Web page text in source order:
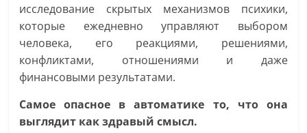
исследование скрытых механизмов психики,
которые ежедневно управляют выбором
человека, его реакциями, решениями,
конфликтами, отношениями и даже
финансовыми результатами.
Самое опасное в автоматике то, что она
выглядит как здравый смысл.